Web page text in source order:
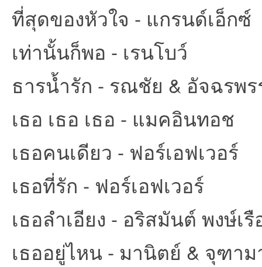
ที่สุดของหัวใจ - แกรนด์เอ็กซ์
เท่านั้นก็พอ - เรนโบว์
ธารน้ำรัก - รณชัย & อัจฉรพ
เธอ เธอ เธอ - แมคอินทอช
เธอคนเดียว - ฟอร์เอฟเวอร์
เธอที่รัก - ฟอร์เอฟเวอร์
เธอลำเอียง - อริสมันต์ พงษ์เรื
เธออยู่ไหน - มานิตย์ & จุฑา